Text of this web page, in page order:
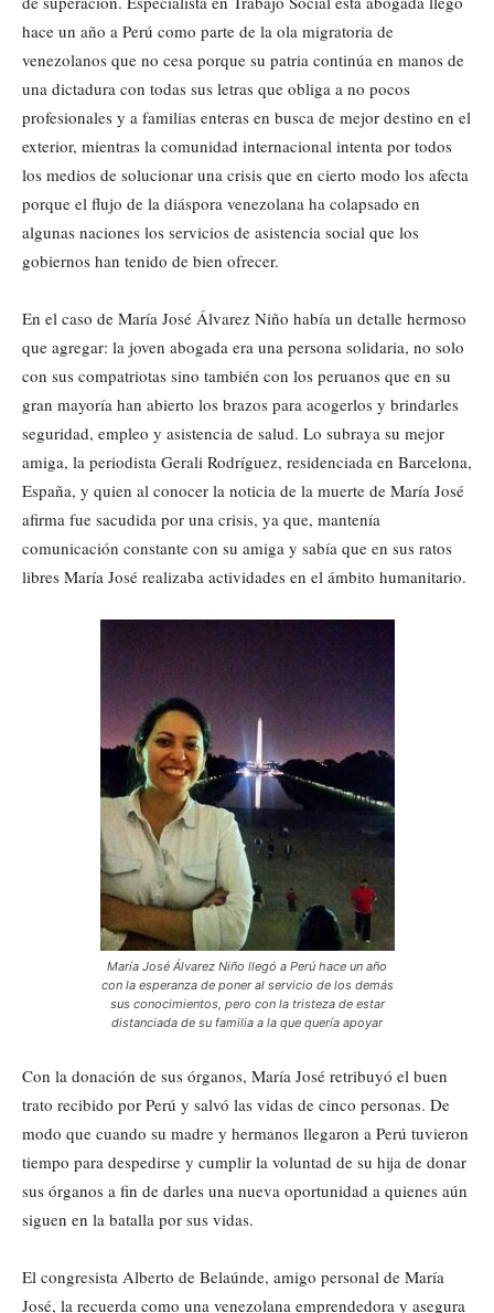
hace un año a Perú como parte de la ola migratoria de
venezolanos que no cesa porque su patria continúa en manos de
una dictadura con todas sus letras que obliga a no pocos
profesionales y a familias enteras en busca de mejor destino en el
exterior, mientras la comunidad internacional intenta por todos
los medios de solucionar una crisis que en cierto modo los afecta
porque el flujo de la diáspora venezolana ha colapsado en
algunas naciones los servicios de asistencia social que los
gobiernos han tenido de bien ofrecer.
En el caso de María José Álvarez Niño había un detalle hermoso
que agregar: la joven abogada era una persona solidaria, no solo
con sus compatriotas sino también con los peruanos que en su
gran mayoría han abierto los brazos para acogerlos y brindarles
seguridad, empleo y asistencia de salud. Lo subraya su mejor
amiga, la periodista Gerali Rodríguez, residenciada en Barcelona,
España, y quien al conocer la noticia de la muerte de María José
afirma fue sacudida por una crisis, ya que, mantenía
comunicación constante con su amiga y sabía que en sus ratos
libres María José realizaba actividades en el ámbito humanitario.
María José Álvarez Niño llegó a Perú hace un año
con la esperanza de poner al servicio de los demás
sus conocimientos, pero con la tristeza de estar
distanciada de su familia a la que quería apoyar
Con la donación de sus órganos, María José retribuyó el buen
trato recibido por Perú y salvó las vidas de cinco personas. De
modo que cuando su madre y hermanos llegaron a Perú tuvieron
tiempo para despedirse y cumplir la voluntad de su hija de donar
sus órganos a fin de darles una nueva oportunidad a quienes aún
siguen en la batalla por sus vidas.
El congresista Alberto de Belaúnde, amigo personal de María
José, la recuerda como una venezolana emprendedora y asegura